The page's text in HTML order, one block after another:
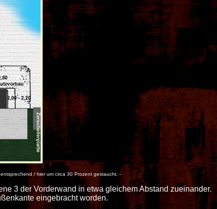
/ hier um circa 30 Prozent gestaucht. -
3 der Vorderwand in etwa gleichem Abstand zueinander.
eingebracht worden.